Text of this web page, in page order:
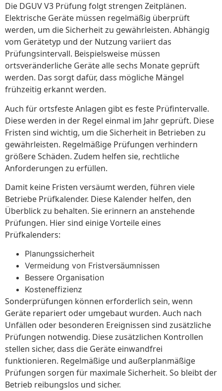
Die DGUV V3 Prüfung folgt strengen Zeitplänen.
Elektrische Geräte müssen regelmäßig überprüft
werden, um die Sicherheit zu gewährleisten. Abhängig
vom Gerätetyp und der Nutzung variiert das
Prüfungsintervall. Beispielsweise müssen
ortsveränderliche Geräte alle sechs Monate geprüft
werden. Das sorgt dafür, dass mögliche Mängel
frühzeitig erkannt werden.
Auch für ortsfeste Anlagen gibt es feste Prüfintervalle.
Diese werden in der Regel einmal im Jahr geprüft. Diese
Fristen sind wichtig, um die Sicherheit in Betrieben zu
gewährleisten. Regelmäßige Prüfungen verhindern
größere Schäden. Zudem helfen sie, rechtliche
Anforderungen zu erfüllen.
Damit keine Fristen versäumt werden, führen viele
Betriebe Prüfkalender. Diese Kalender helfen, den
Überblick zu behalten. Sie erinnern an anstehende
Prüfungen. Hier sind einige Vorteile eines
Prüfkalenders:
Planungssicherheit
Vermeidung von Fristversäumnissen
Bessere Organisation
Kosteneffizienz
Sonderprüfungen können erforderlich sein, wenn
Geräte repariert oder umgebaut wurden. Auch nach
Unfällen oder besonderen Ereignissen sind zusätzliche
Prüfungen notwendig. Diese zusätzlichen Kontrollen
stellen sicher, dass die Geräte einwandfrei
funktionieren. Regelmäßige und außerplanmäßige
Prüfungen sorgen für maximale Sicherheit. So bleibt der
Betrieb reibungslos und sicher.